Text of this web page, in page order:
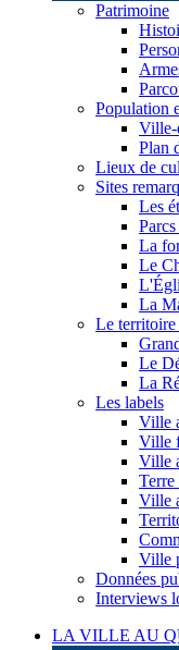
Patrimoine
Population
Ville-
Plan
Lieux de
Sites
Les
La
Le
La
Le territoire
Le
La
Les labels
Ville
Ville
Ville
Terre
Ville
Ville
Données
Interviews
LA VILLE AU